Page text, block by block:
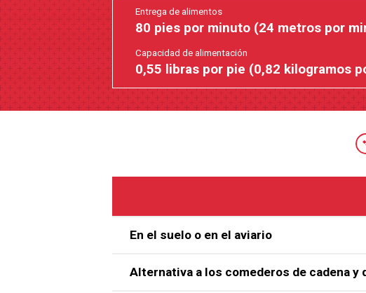
Entrega de alimentos
80 pies por minuto (24 metros por
Capacidad de alimentación
0,55 libras por pie (0,82 kilogramos
En el suelo o en el aviario
Alternativa a los comederos de cadena y